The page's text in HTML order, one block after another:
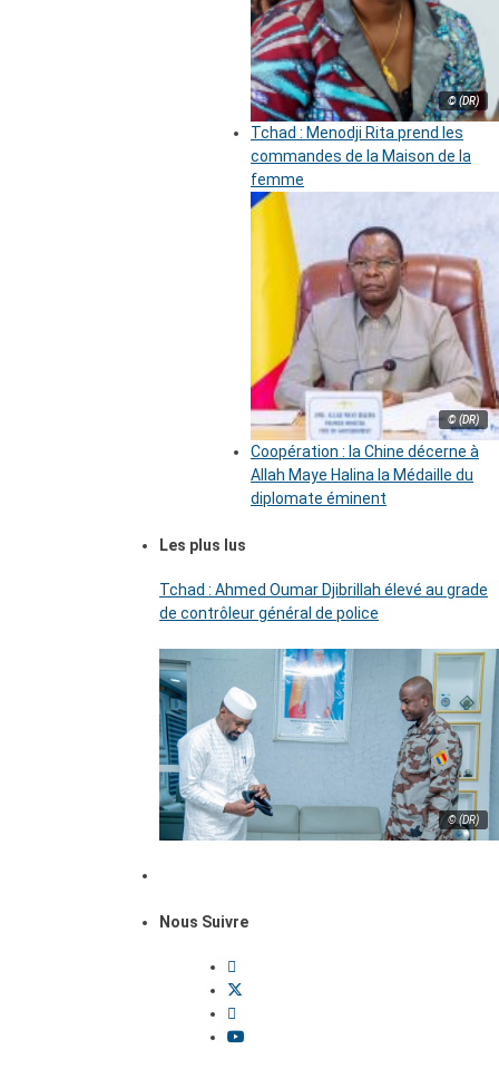
© (DR)
Tchad : Menodji Rita prend les
commandes de la Maison de la
femme
© (DR)
Coopération : la Chine décerne à
Allah Maye Halina la Médaille du
diplomate éminent
Les plus lus
Tchad : Ahmed Oumar Djibrillah élevé au grade
de contrôleur général de police
© (DR)
Nous Suivre